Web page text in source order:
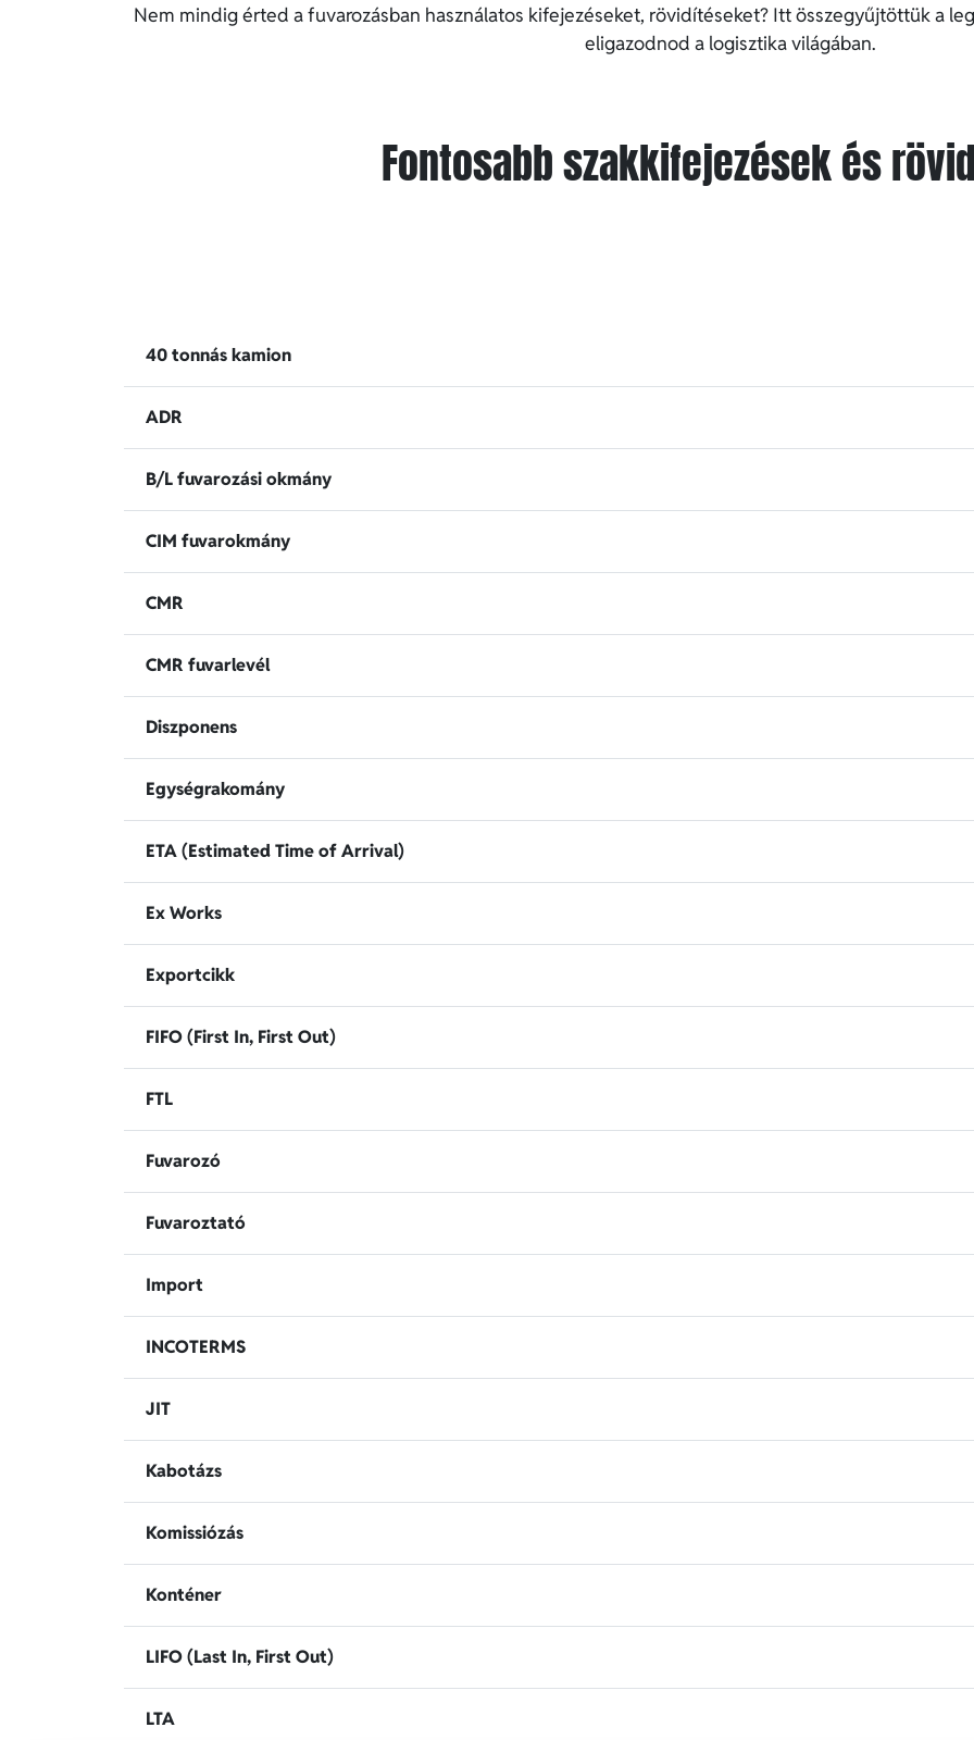
Nem mindig érted a fuvarozásban használatos kifejezéseket, rövidítéseket? Itt összegyűjtöttük a
eligazodnod a logisztika világában.
Fontosabb szakkifejezések és
40 tonnás kamion
ADR
B/L fuvarozási okmány
CIM fuvarokmány
CMR
CMR fuvarlevél
Diszponens
Egységrakomány
ETA (Estimated Time of Arrival)
Ex Works
Exportcikk
FIFO (First In, First Out)
FTL
Fuvarozó
Fuvaroztató
Import
INCOTERMS
JIT
Kabotázs
Komissiózás
Konténer
LIFO (Last In, First Out)
LTA